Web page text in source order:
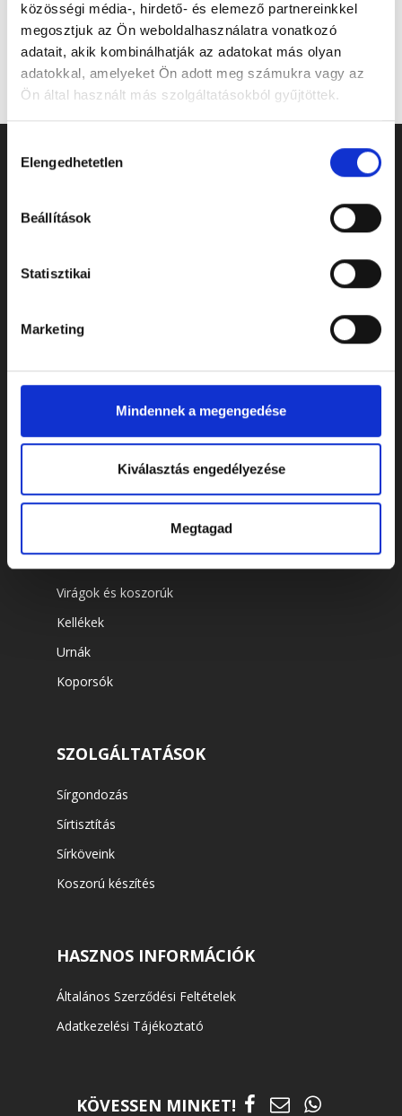
közösségi média-, hirdető- és elemező partnereinkkel
megosztjuk az Ön weboldalhasználatra vonatkozó
adatait, akik kombinálhatják az adatokat más olyan
adatokkal, amelyeket Ön adott meg számukra vagy az
Ön által használt más szolgáltatásokból gyűjtöttek.
kiválasztása
Elengedhetetlen
Beállítások
Statisztikai
Marketing
Mindennek a megengedése
Kiválasztás engedélyezése
Megtagad
1-4megjelenítése a(z)4elemből.
ELÉRHETŐSÉGEK
Cím: 7622 Pécs, Siklósi út 43.
Telefonszám:+36 72 805 440
temeto@biokom.hu
WEBSHOP
Virágok és koszorúk
Kellékek
Urnák
Koporsók
SZOLGÁLTATÁSOK
Sírgondozás
Sírtisztítás
Sírköveink
Koszorú készítés
HASZNOS INFORMÁCIÓK
Általános Szerződési Feltételek
Adatkezelési Tájékoztató
KÖVESSEN MINKET!